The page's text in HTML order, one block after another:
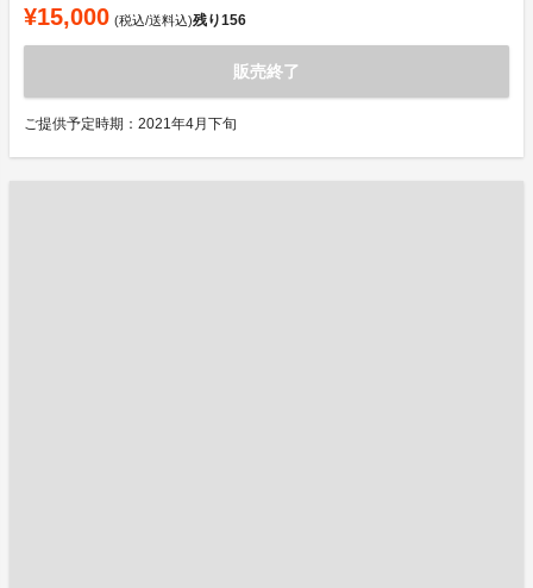
¥15,000 (税込/送料込)残り156
販売終了
ご提供予定時期：2021年4月下旬